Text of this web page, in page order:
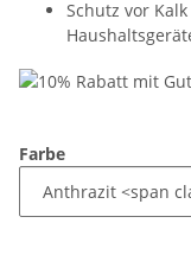
Schutz vor
Farbe